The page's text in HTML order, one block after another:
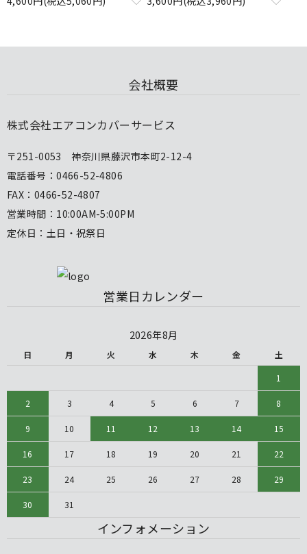
会社概要
株式会社エアコンカバーサービス
〒251-0053 神奈川県藤沢市本町2-12-4
電話番号：0466-52-4806
FAX：0466-52-4807
営業時間：10:00AM-5:00PM
定休日：土日・祝祭日
営業日カレンダー
2026年8月
日 月 火 水 木 金
土
1
2 3 4 5 6 7 8
9 10 11 12 13 14 15
16 17 18 19 20 21 22
23 24 25 26 27 28 29
30 31
インフォメーション